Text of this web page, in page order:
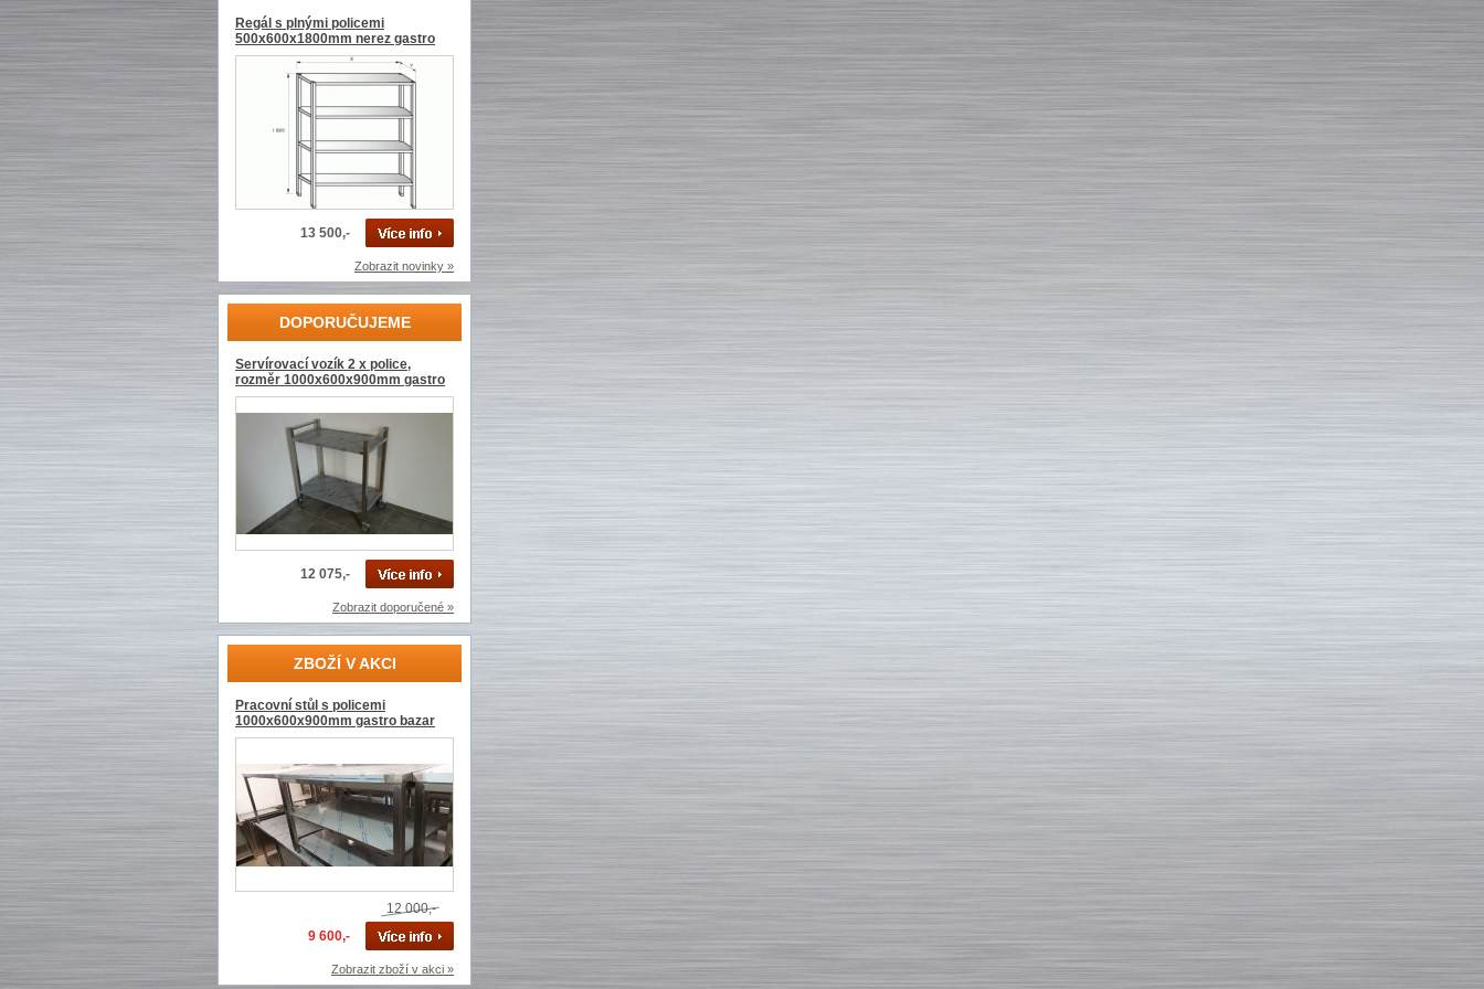
Regál s plnými policemi
500x600x1800mm nerez gastro
13 500,-
Zobrazit novinky »
DOPORUČUJEME
Servírovací vozík 2 x police,
rozměr 1000x600x900mm gastro
12 075,-
Zobrazit doporučené »
ZBOŽÍ V AKCI
Pracovní stůl s policemi
1000x600x900mm gastro bazar
12 000,-
9 600,-
Zobrazit zboží v akci »